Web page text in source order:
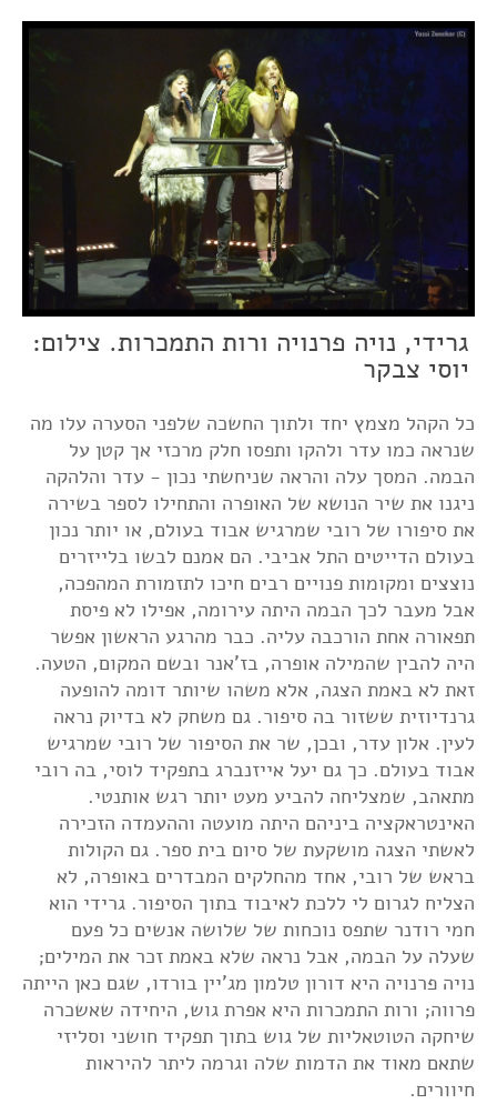
גרידי, נויה פרנויה ורות התמכרות. צילום:
יוסי צבקר
כל הקהל מצמץ יחד ולתוך החשכה שלפני הסערה עלו מה
שנראה כמו עדר ולהקו ותפסו חלק מרכזי אך קטן על
הבמה. המסך עלה והראה שניחשתי נכון - עדר והלהקה
ניגנו את שיר הנושא של האופרה והתחילו לספר בשירה
את סיפורו של רובי שמרגיש אבוד בעולם, או יותר נכון
בעולם הדייטים התל אביבי. הם אמנם לבשו בלייזרים
נוצצים ומקומות פנויים רבים חיכו לתזמורת המהפכה,
אבל מעבר לכך הבמה היתה עירומה, אפילו לא פיסת
תפאורה אחת הורכבה עליה. כבר מהרגע הראשון אפשר
היה להבין שהמילה אופרה, בז'אנר ובשם המקום, הטעה.
זאת לא באמת הצגה, אלא משהו שיותר דומה להופעה
גרנדיוזית ששזור בה סיפור. גם משחק לא בדיוק נראה
לעין. אלון עדר, ובכן, שר את הסיפור של רובי שמרגיש
אבוד בעולם. כך גם יעל אייזנברג בתפקיד לוסי, בה רובי
מתאהב, שמצליחה להביע מעט יותר רגש אותנטי.
האינטראקציה ביניהם היתה מועטה וההעמדה הזכירה
לאשתי הצגה מושקעת של סיום בית ספר. גם הקולות
בראש של רובי, אחד מהחלקים המבדרים באופרה, לא
הצליח לגרום לי ללכת לאיבוד בתוך הסיפור. גרידי הוא
חמי רודנר שתפס נוכחות של שלושה אנשים כל פעם
שעלה על הבמה, אבל נראה שלא באמת זכר את המילים;
נויה פרנויה היא דורון טלמון מג'יין בורדו, שגם כאן הייתה
פרווה; ורות התמכרות היא אפרת גוש, היחידה שאשכרה
שיחקה הטוטאליות של גוש בתוך תפקיד חושני וסליזי
שתאם מאוד את הדמות שלה וגרמה ליתר להיראות
חיוורים.